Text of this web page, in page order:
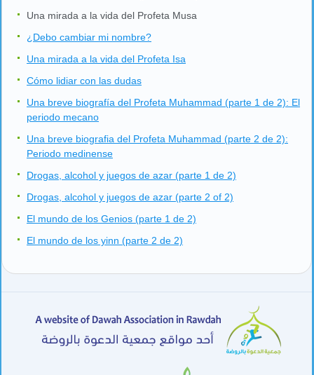
Una mirada a la vida del Profeta Musa
¿Debo cambiar mi nombre?
Una mirada a la vida del Profeta Isa
Cómo lidiar con las dudas
Una breve biografía del Profeta Muhammad (parte 1 de 2): El
periodo mecano
Una breve biografia del Profeta Muhammad (parte 2 de 2):
Periodo medinense
Drogas, alcohol y juegos de azar (parte 1 de 2)
Drogas, alcohol y juegos de azar (parte 2 of 2)
El mundo de los Genios (parte 1 de 2)
El mundo de los yinn (parte 2 de 2)